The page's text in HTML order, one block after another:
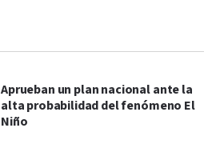
Aprueban un plan nacional ante la
alta probabilidad del fenómeno El
Niño